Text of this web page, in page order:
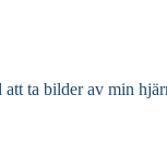
ta bilder av min